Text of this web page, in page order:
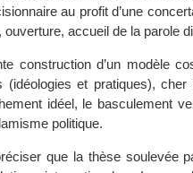
au profit d’une
ouverture, accueil de la parole
construction d’un modèle
(idéologies et pratiques),
idéel, le basculement
politique.
que la thèse soulevée